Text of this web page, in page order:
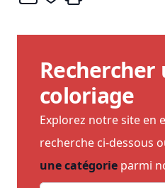
coloriage
Explorez notre site en
recherche ci-dessous
une catégorie parmi